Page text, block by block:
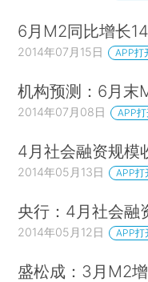
6月M2同比增长
2014年07月15日 APP打
机构预测：6月末
2014年07月08日 APP
4月社会融资规模
2014年05月13日 APP打
央行：4月社会融
2014年05月12日 APP打
盛松成：3月M2